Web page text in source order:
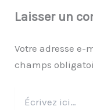
Laisser un
Votre adresse e-
champs
ici…